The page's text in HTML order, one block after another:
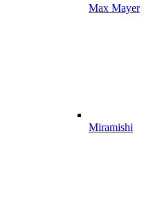
Max Mayer
Miramishi